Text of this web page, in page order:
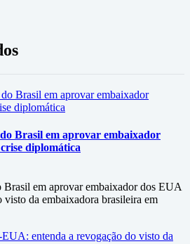
Brasil em aprovar embaixador
diplomática
em aprovar embaixador dos EUA
visto da embaixadora brasileira em